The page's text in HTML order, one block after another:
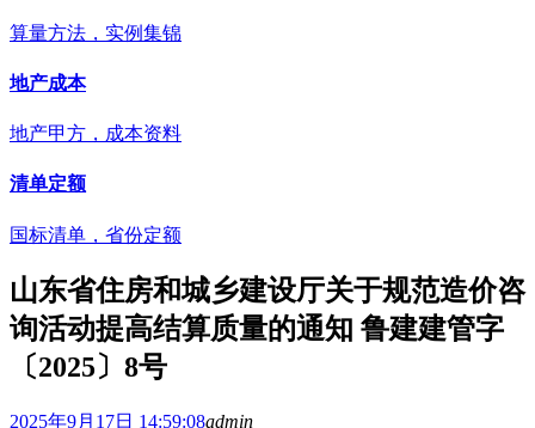
算量方法，实例集锦
地产成本
地产甲方，成本资料
清单定额
国标清单，省份定额
山东省住房和城乡建设厅关于规范造价咨
询活动提高结算质量的通知 鲁建建管字
〔2025〕8号
2025年9月17日 14:59:08admin